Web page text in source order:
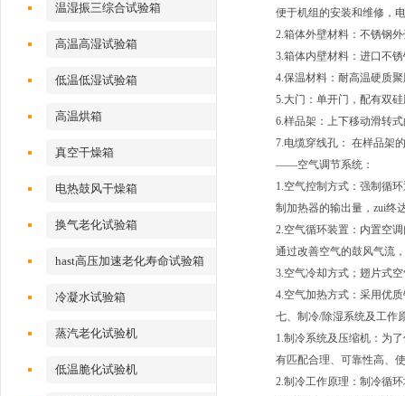
温湿振三综合试验箱
高温高湿试验箱
低温低湿试验箱
高温烘箱
真空干燥箱
电热鼓风干燥箱
换气老化试验箱
hast高压加速老化寿命试验箱
冷凝水试验箱
蒸汽老化试验机
低温脆化试验机
便于机组的安装和维修，
2.箱体外壁材料：不锈钢
3.箱体内壁材料：进口不
4.保温材料：耐高温硬质
5.大门：单开门，配有双
6.样品架：上下移动滑转
7.电缆穿线孔： 在样品架
——空气调节系统：
1.空气控制方式：强制循
制加热器的输出量，zui终
2.空气循环装置：内置空
通过改善空气的鼓风气流
3.空气冷却方式；翅片式
4.空气加热方式：采用优
七、制冷/除湿系统及工作
1.制冷系统及压缩机：为
有匹配合理、可靠性高、
2.制冷工作原理：制冷循